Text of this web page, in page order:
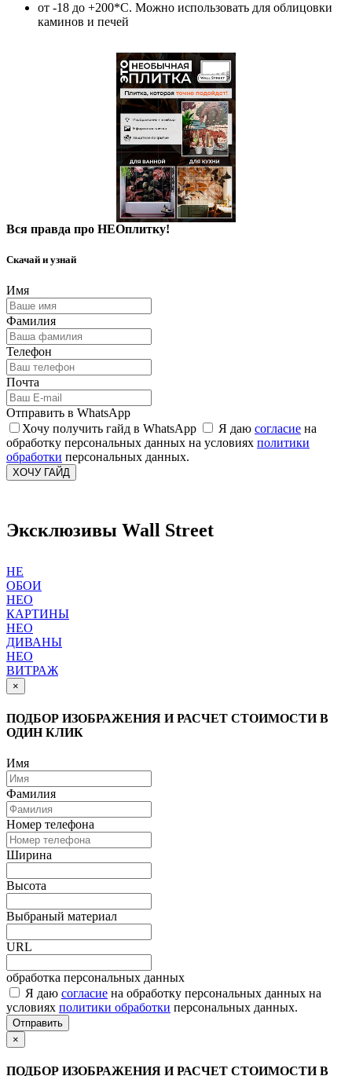
от -18 до +200*C. Можно использовать для облицовки
каминов и печей
Вся правда про НЕОплитку!
Скачай и узнай
Имя
Фамилия
Телефон
Почта
Отправить в WhatsApp
Хочу получить гайд в WhatsApp
Я даю согласие на
обработку персональных данных на условиях политики
обработки персональных данных.
ХОЧУ ГАЙД
Эксклюзивы Wall Street
НЕ
ОБОИ
НЕО
КАРТИНЫ
НЕО
ДИВАНЫ
НЕО
ВИТРАЖ
×
ПОДБОР ИЗОБРАЖЕНИЯ И РАСЧЕТ СТОИМОСТИ В
ОДИН КЛИК
Имя
Фамилия
Номер телефона
Ширина
Высота
Выбраный материал
URL
обработка персональных данных
Я даю согласие на обработку персональных данных на
условиях политики обработки персональных данных.
Отправить
×
ПОДБОР ИЗОБРАЖЕНИЯ И РАСЧЕТ СТОИМОСТИ В